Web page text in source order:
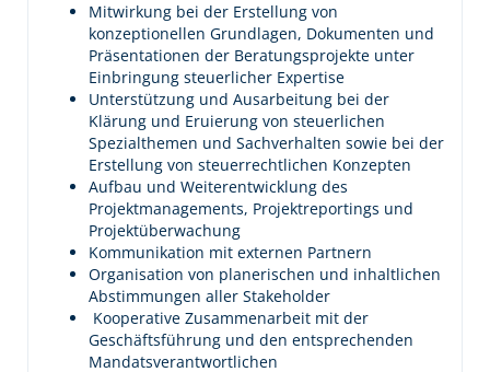
Mitwirkung bei der Erstellung von
konzeptionellen Grundlagen, Dokumenten und
Präsentationen der Beratungsprojekte unter
Einbringung steuerlicher Expertise
Unterstützung und Ausarbeitung bei der
Klärung und Eruierung von steuerlichen
Spezialthemen und Sachverhalten sowie bei der
Erstellung von steuerrechtlichen Konzepten
Aufbau und Weiterentwicklung des
Projektmanagements, Projektreportings und
Projektüberwachung
Kommunikation mit externen Partnern
Organisation von planerischen und inhaltlichen
Abstimmungen aller Stakeholder
Kooperative Zusammenarbeit mit der
Geschäftsführung und den entsprechenden
Mandatsverantwortlichen